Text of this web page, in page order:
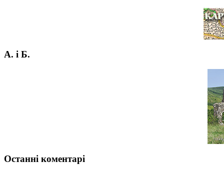
А. і Б.
Останні коментарі